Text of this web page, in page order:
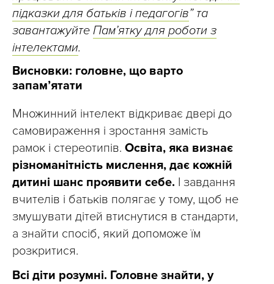
підказки для батьків і педагогів” та
завантажуйте Пам’ятку для роботи з
інтелектами.
Висновки: головне, що варто
запам’ятати
Множинний інтелект відкриває двері до
самовираження і зростання замість
рамок і стереотипів. Освіта, яка визнає
різноманітність мислення, дає кожній
дитині шанс проявити себе. І завдання
вчителів і батьків полягає у тому, щоб не
змушувати дітей втиснутися в стандарти,
а знайти спосіб, який допоможе їм
розкритися.
Всі діти розумні. Головне знайти, у